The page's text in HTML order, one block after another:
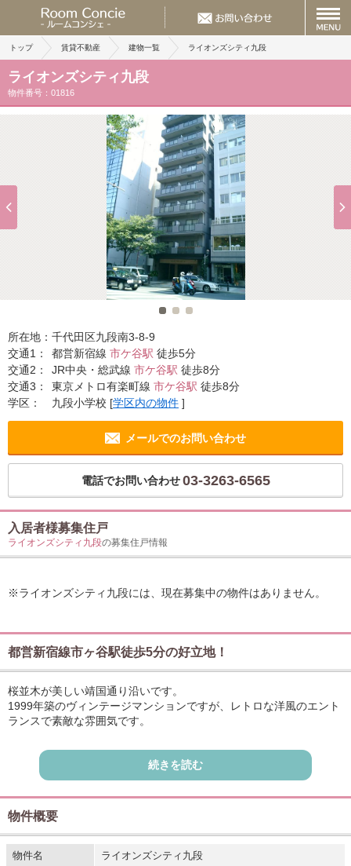
トップ 賃貸不動産 建物一覧 ライオンズシティ九段
ライオンズシティ九段
物件番号：01816
所在地： 千代田区九段南3-8-9
交通1：
都営新宿線 市ケ谷駅 徒歩5分
交通2：
JR中央・総武線 市ケ谷駅 徒歩8分
交通3：
東京メトロ有楽町線 市ケ谷駅 徒歩8分
学区：
九段小学校 [学区内の物件 ]
メールでのお問い合わせ
電話でお問い合わせ 03-3263-6565
入居者様募集住戸
ライオンズシティ九段の募集住戸情報
※ライオンズシティ九段には、現在募集中の物件はありません。
都営新宿線市ヶ谷駅徒歩5分の好立地！
桜並木が美しい靖国通り沿いです。
1999年築のヴィンテージマンションですが、レトロな洋風のエント
ランスで素敵な雰囲気です。
スーパー「リンコス」が通りを挟んで向かい側、徒歩2分の位置にあ
り、そのほかにも銀行や郵便局も近く利便性の良い立地です。
九段小学校の学区行で、学校までは徒歩約5分です。
通学時は大通りを挟まないため、その点は安心ですが、
坂があるため、小学校からの帰路は上り坂になります。
続きを読む
物件概要
物件名 ライオンズシティ九段